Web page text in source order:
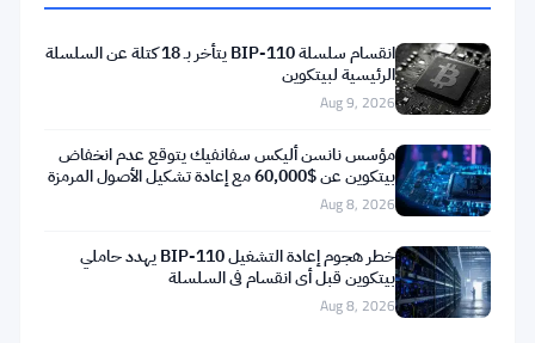
سيحدث
بعد
ذلك.
الإعداد
بسيط
إلى
انقسام سلسلة BIP-110 يتأخر بـ 18 كتلة عن السلسلة
الرئيسية لبيتكوين
Aug 9, 2026
مؤسس نانسن أليكس سفانفيك يتوقع عدم انخفاض
بيتكوين عن $60,000 مع إعادة تشكيل الأصول المرمزة
للبلوكتشين
Aug 8, 2026
خطر هجوم إعادة التشغيل BIP-110 يهدد حاملي
بيتكوين قبل أي انقسام في السلسلة
Aug 8, 2026